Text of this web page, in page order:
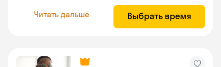
Читать дальше Выбрать время